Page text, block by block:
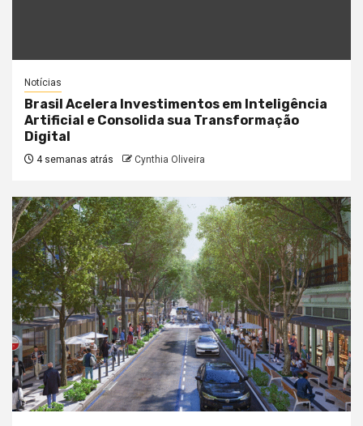
Notícias
Brasil Acelera Investimentos em Inteligência
Artificial e Consolida sua Transformação
Digital
4 semanas atrás Cynthia Oliveira